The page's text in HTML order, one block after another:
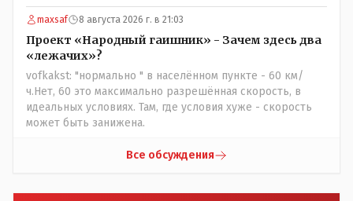
maxsaf 8 августа 2026 г. в 21:03
Проект «Народный гаишник» - Зачем здесь два
«лежачих»?
vofkakst: "нормально " в населённом пункте - 60 км/
ч.Нет, 60 это максимально разрешённая скорость, в
идеальных условиях. Там, где условия хуже - скорость
может быть занижена.
Все обсуждения